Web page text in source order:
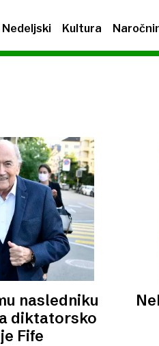
Nedeljski Kultura
nasledniku
diktatorsko
Fife